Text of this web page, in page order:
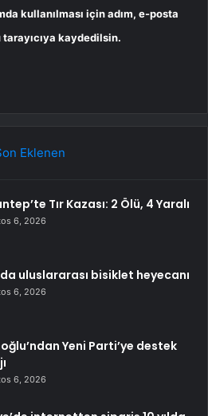
kullanılması için adım, e-posta
kaydedilsin.
Eklenen
Tır Kazası: 2 Ölü, 4 Yaralı
6, 2026
uluslararası bisiklet heyecanı
6, 2026
Yeni Parti’ye destek
6, 2026